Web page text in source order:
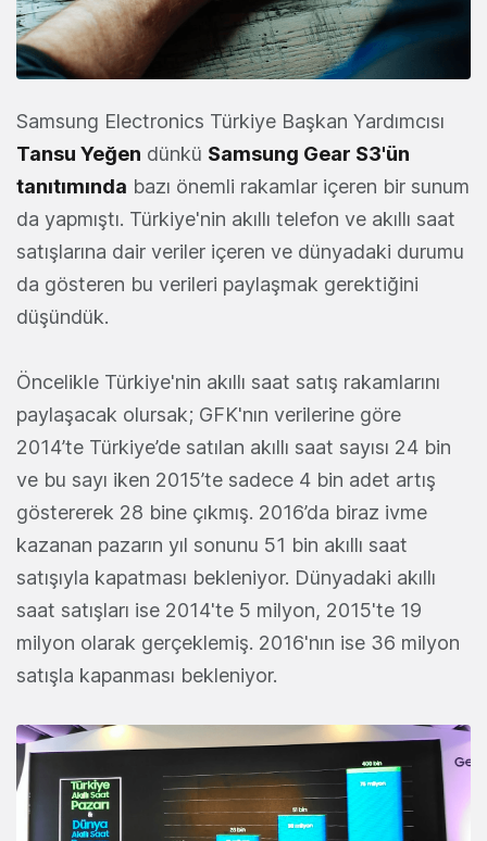
Samsung Electronics Türkiye Başkan Yardımcısı
Tansu Yeğen dünkü Samsung Gear S3'ün
tanıtımında bazı önemli rakamlar içeren bir sunum
da yapmıştı. Türkiye'nin akıllı telefon ve akıllı saat
satışlarına dair veriler içeren ve dünyadaki durumu
da gösteren bu verileri paylaşmak gerektiğini
düşündük.
Öncelikle Türkiye'nin akıllı saat satış rakamlarını
paylaşacak olursak; GFK'nın verilerine göre
2014’te Türkiye’de satılan akıllı saat sayısı 24 bin
ve bu sayı iken 2015’te sadece 4 bin adet artış
göstererek 28 bine çıkmış. 2016’da biraz ivme
kazanan pazarın yıl sonunu 51 bin akıllı saat
satışıyla kapatması bekleniyor. Dünyadaki akıllı
saat satışları ise 2014'te 5 milyon, 2015'te 19
milyon olarak gerçeklemiş. 2016'nın ise 36 milyon
satışla kapanması bekleniyor.